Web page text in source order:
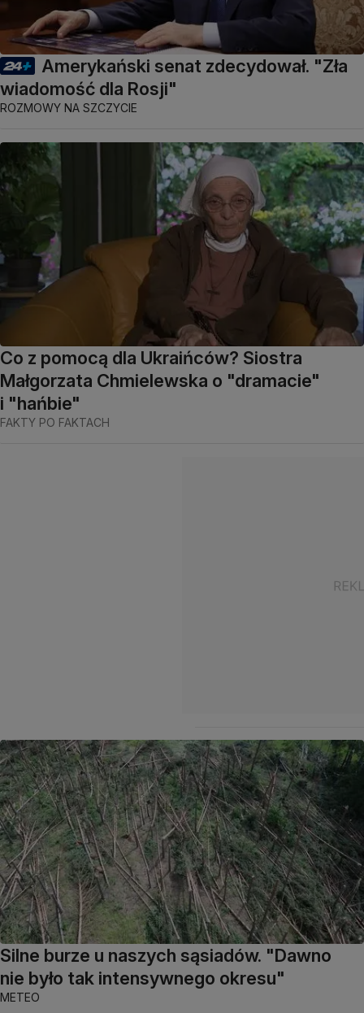
Amerykański senat zdecydował. "Zła
wiadomość dla Rosji"
ROZMOWY NA SZCZYCIE
Co z pomocą dla Ukraińców? Siostra
Małgorzata Chmielewska o "dramacie"
i "hańbie"
FAKTY PO FAKTACH
Silne burze u naszych sąsiadów. "Dawno
nie było tak intensywnego okresu"
METEO